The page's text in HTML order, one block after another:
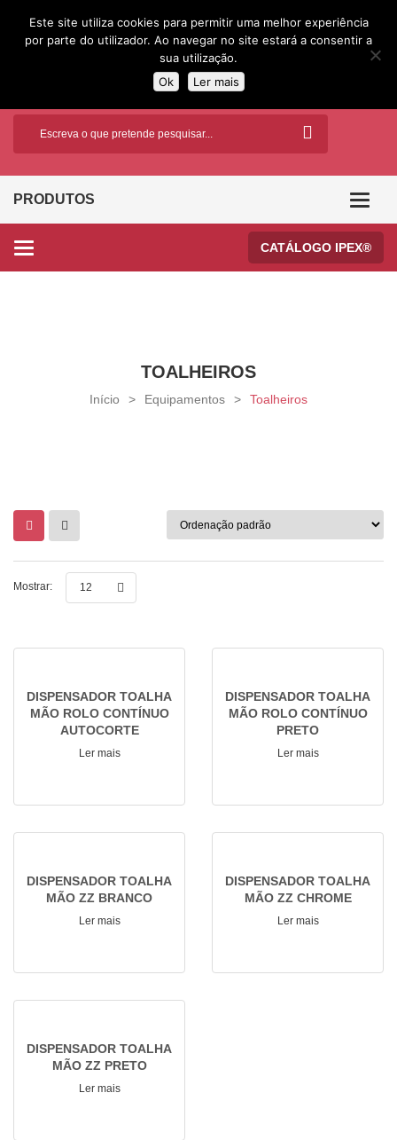
PRODUTOS
Categories CATÁLOGO IPEX®
TOALHEIROS
Início > Equipamentos > Toalheiros
Mostrar: 12
DISPENSADOR TOALHA
MÃO ROLO CONTÍNUO
AUTOCORTE
Ler mais
DISPENSADOR TOALHA
MÃO ROLO CONTÍNUO
PRETO
Ler mais
DISPENSADOR TOALHA
MÃO ZZ BRANCO
Ler mais
DISPENSADOR TOALHA
MÃO ZZ CHROME
Ler mais
DISPENSADOR TOALHA
MÃO ZZ PRETO
Ler mais
Este site utiliza cookies para permitir uma melhor experiência
por parte do utilizador. Ao navegar no site estará a consentir a
sua utilização.
Ok
Ler mais